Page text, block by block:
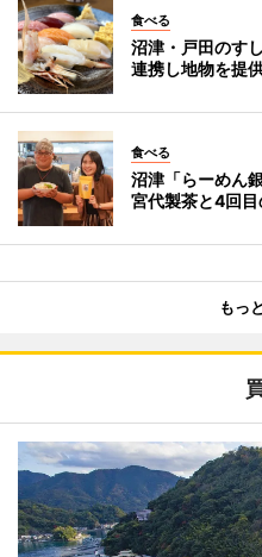
食べる
沼津・戸田のす
連携し地物を提
食べる
沼津「らーめん
宮代製茶と4回
もっ